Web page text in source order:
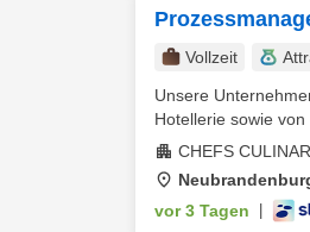
Vollzeit
Unsere
Hotellerie sowie
CHEFS
vor 3 Tagen